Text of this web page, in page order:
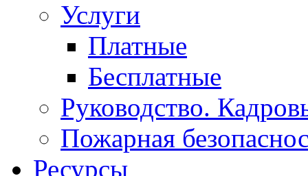
Услуги
Платные
Бесплатные
Руководство.
Пожарная
Ресурсы